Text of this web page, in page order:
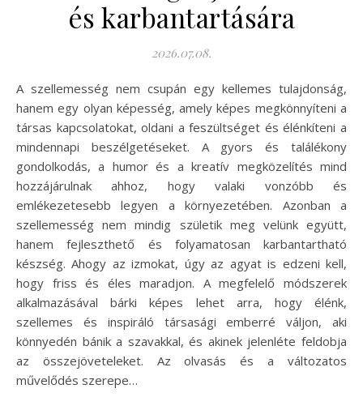
és karbantartására
2026.07.08.
A szellemesség nem csupán egy kellemes tulajdonság,
hanem egy olyan képesség, amely képes megkönnyíteni a
társas kapcsolatokat, oldani a feszültséget és élénkíteni a
mindennapi beszélgetéseket. A gyors és találékony
gondolkodás, a humor és a kreatív megközelítés mind
hozzájárulnak ahhoz, hogy valaki vonzóbb és
emlékezetesebb legyen a környezetében. Azonban a
szellemesség nem mindig születik meg velünk együtt,
hanem fejleszthető és folyamatosan karbantartható
készség. Ahogy az izmokat, úgy az agyat is edzeni kell,
hogy friss és éles maradjon. A megfelelő módszerek
alkalmazásával bárki képes lehet arra, hogy élénk,
szellemes és inspiráló társasági emberré váljon, aki
könnyedén bánik a szavakkal, és akinek jelenléte feldobja
az összejöveteleket. Az olvasás és a változatos
művelődés szerepe…